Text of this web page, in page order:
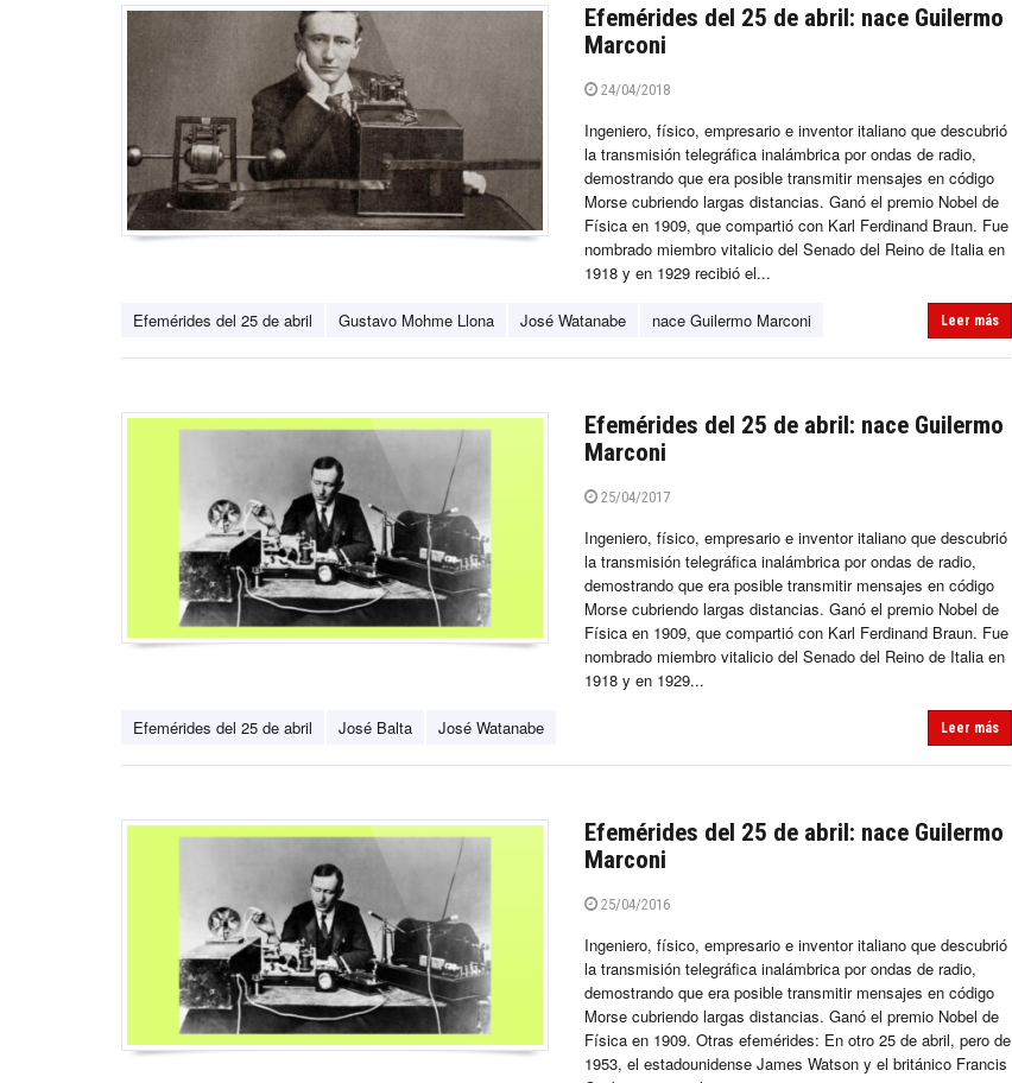
Efemérides del 25 de abril: nace Guilermo
Marconi
24/04/2018
Ingeniero, físico, empresario e inventor italiano que descubrió
la transmisión telegráfica inalámbrica por ondas de radio,
demostrando que era posible transmitir mensajes en código
Morse cubriendo largas distancias. Ganó el premio Nobel de
Física en 1909, que compartió con Karl Ferdinand Braun. Fue
nombrado miembro vitalicio del Senado del Reino de Italia en
1918 y en 1929 recibió el...
Efemérides del 25 de abril Gustavo Mohme Llona José Watanabe nace Guilermo Marconi Leer más
Efemérides del 25 de abril: nace Guilermo
Marconi
25/04/2017
Ingeniero, físico, empresario e inventor italiano que descubrió
la transmisión telegráfica inalámbrica por ondas de radio,
demostrando que era posible transmitir mensajes en código
Morse cubriendo largas distancias. Ganó el premio Nobel de
Física en 1909, que compartió con Karl Ferdinand Braun. Fue
nombrado miembro vitalicio del Senado del Reino de Italia en
1918 y en 1929...
Efemérides del 25 de abril José Balta José Watanabe Leer más
Efemérides del 25 de abril: nace Guilermo
Marconi
25/04/2016
Ingeniero, físico, empresario e inventor italiano que descubrió
la transmisión telegráfica inalámbrica por ondas de radio,
demostrando que era posible transmitir mensajes en código
Morse cubriendo largas distancias. Ganó el premio Nobel de
Física en 1909. Otras efemérides: En otro 25 de abril, pero de
1953, el estadounidense James Watson y el británico Francis